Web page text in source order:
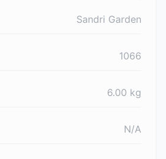
Sandri Garden
1066
6.00 kg
N/A